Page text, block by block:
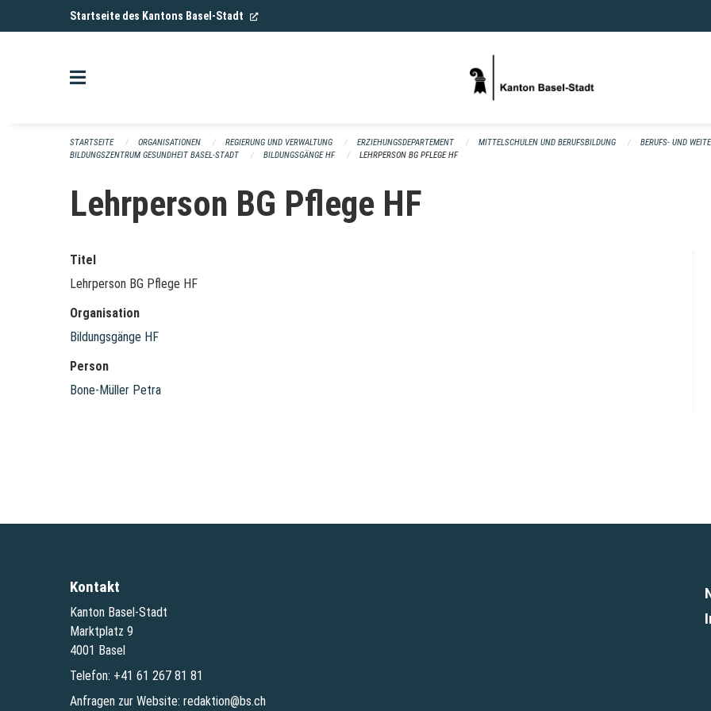
Navigation überspringenStartseite des Kantons Basel-Stadt (External Link)
STARTSEITE ORGANISATIONEN REGIERUNG UND VERWALTUNG ERZIEHUNGSDEPARTEMENT MITTELSCHULEN UND BERUFSBILDUNG
BERUFS- UND
BILDUNGSZENTRUM GESUNDHEIT BASEL-STADT
BILDUNGSGÄNGE HF LEHRPERSON BG PFLEGE HF
Lehrperson BG Pflege HF
Titel
Lehrperson BG Pflege HF
Organisation
Bildungsgänge HF
Person
Bone-Müller Petra
Kontakt
Kanton Basel-Stadt
Marktplatz 9
4001 Basel
Telefon: +41 61 267 81 81
Anfragen zur Website: redaktion@bs.ch